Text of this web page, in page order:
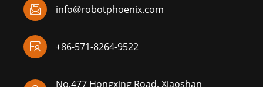
info@robotphoenix.com

+86-571-8264-9522

No.477 Hongxing Road, Xiaoshan